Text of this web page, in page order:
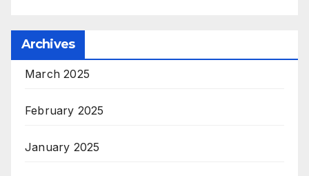
Archives
March 2025
February 2025
January 2025